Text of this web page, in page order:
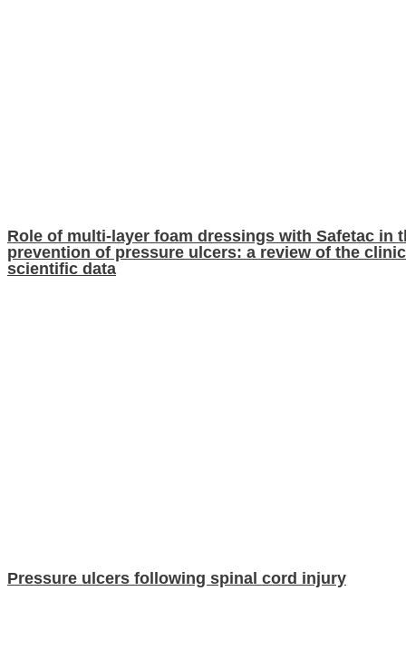
Role of multi-layer foam dressings with Safetac in
prevention of pressure ulcers: a review of the
scientific data
Pressure ulcers following spinal cord injury